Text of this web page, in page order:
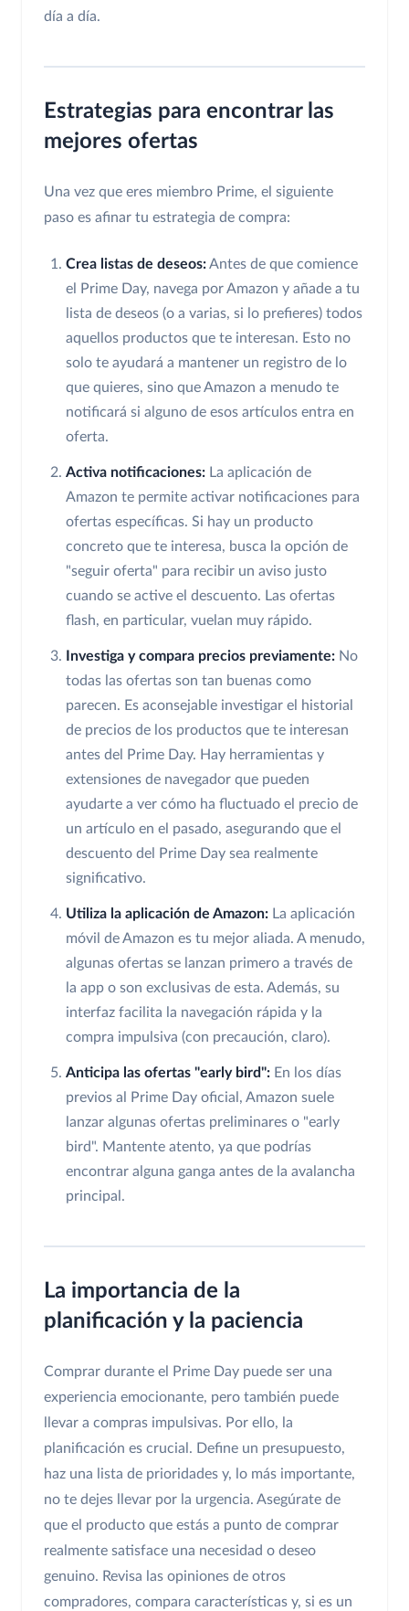
día a día.
Estrategias para encontrar las
mejores ofertas
Una vez que eres miembro Prime, el siguiente
paso es afinar tu estrategia de compra:
Crea listas de deseos:Antes de que comience
el Prime Day, navega por Amazon y añade a tu
lista de deseos (o a varias, si lo prefieres) todos
aquellos productos que te interesan. Esto no
solo te ayudará a mantener un registro de lo
que quieres, sino que Amazon a menudo te
notificará si alguno de esos artículos entra en
oferta.
Activa notificaciones: La aplicación de
Amazon te permite activar notificaciones para
ofertas específicas. Si hay un producto
concreto que te interesa, busca la opción de
"seguir oferta" para recibir un aviso justo
cuando se active el descuento. Las ofertas
flash, en particular, vuelan muy rápido.
Investiga y compara precios previamente: No
todas las ofertas son tan buenas como
parecen. Es aconsejable investigar el historial
de precios de los productos que te interesan
antes del Prime Day. Hay herramientas y
extensiones de navegador que pueden
ayudarte a ver cómo ha fluctuado el precio de
un artículo en el pasado, asegurando que el
descuento del Prime Day sea realmente
significativo.
Utiliza la aplicación de Amazon: La aplicación
móvil de Amazon es tu mejor aliada. A menudo,
algunas ofertas se lanzan primero a través de
la app o son exclusivas de esta. Además, su
interfaz facilita la navegación rápida y la
compra impulsiva (con precaución, claro).
Anticipa las ofertas "early bird": En los días
previos al Prime Day oficial, Amazon suele
lanzar algunas ofertas preliminares o "early
bird". Mantente atento, ya que podrías
encontrar alguna ganga antes de la avalancha
principal.
La importancia de la
planificación y la paciencia
Comprar durante el Prime Day puede ser una
experiencia emocionante, pero también puede
llevar a compras impulsivas. Por ello, la
planificación es crucial. Define un presupuesto,
haz una lista de prioridades y, lo más importante,
no te dejes llevar por la urgencia. Asegúrate de
que el producto que estás a punto de comprar
realmente satisface una necesidad o deseo
genuino. Revisa las opiniones de otros
compradores, compara características y, si es un